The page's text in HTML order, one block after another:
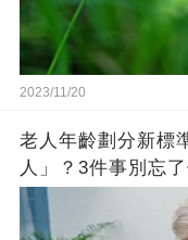
2023/11/20
老人年齡劃分新標
人」？3件事別忘